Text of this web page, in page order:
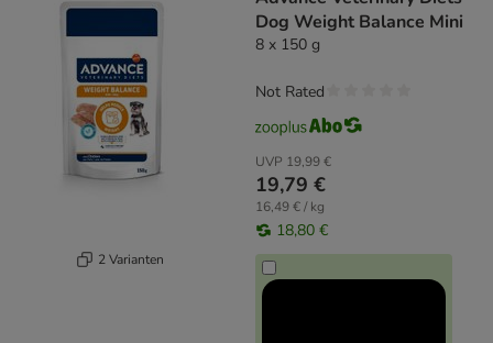
2 Varianten
Dog Weight Balance Mini
8 x 150 g
UVP 19,99 €
19,79 €
16,49 € / kg
18,80 €
Not Rated